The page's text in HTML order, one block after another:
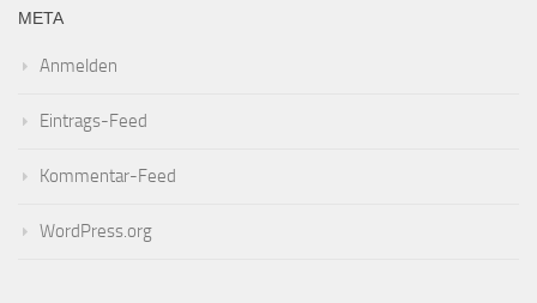
META
Anmelden
Eintrags-Feed
Kommentar-Feed
WordPress.org